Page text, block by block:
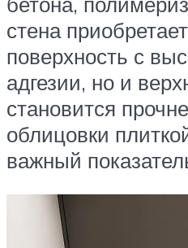
стена
поверхность с
адгезии, но и
становится
облицовки
важный